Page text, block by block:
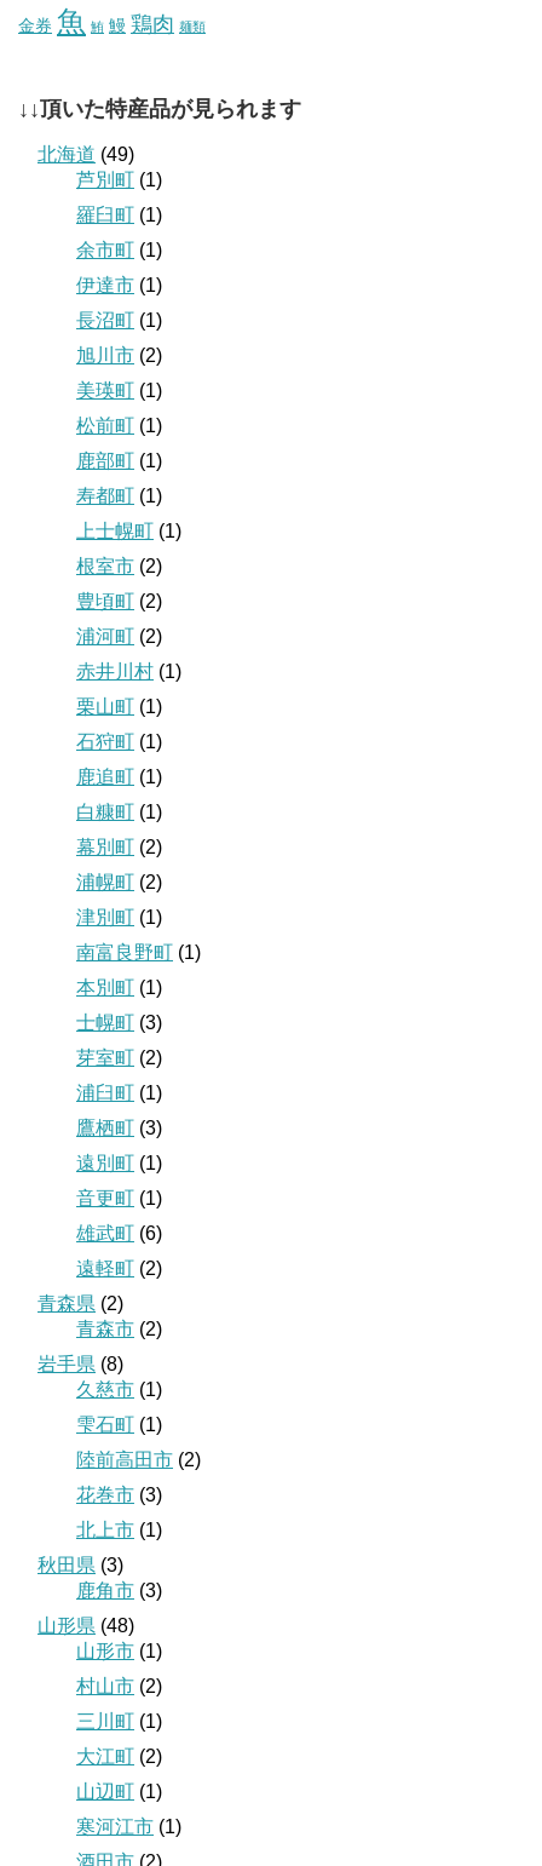
金券 魚 鮪 鰻 鶏肉 麺類
↓↓頂いた特産品が見られます
北海道 (49)
芦別町 (1)
羅臼町 (1)
余市町 (1)
伊達市 (1)
長沼町 (1)
旭川市 (2)
美瑛町 (1)
松前町 (1)
鹿部町 (1)
寿都町 (1)
上士幌町 (1)
根室市 (2)
豊頃町 (2)
浦河町 (2)
赤井川村 (1)
栗山町 (1)
石狩町 (1)
鹿追町 (1)
白糠町 (1)
幕別町 (2)
浦幌町 (2)
津別町 (1)
南富良野町 (1)
本別町 (1)
士幌町 (3)
芽室町 (2)
浦臼町 (1)
鷹栖町 (3)
遠別町 (1)
音更町 (1)
雄武町 (6)
遠軽町 (2)
青森県 (2)
青森市 (2)
岩手県 (8)
久慈市 (1)
雫石町 (1)
陸前高田市 (2)
花巻市 (3)
北上市 (1)
秋田県 (3)
鹿角市 (3)
山形県 (48)
山形市 (1)
村山市 (2)
三川町 (1)
大江町 (2)
山辺町 (1)
寒河江市 (1)
酒田市 (2)